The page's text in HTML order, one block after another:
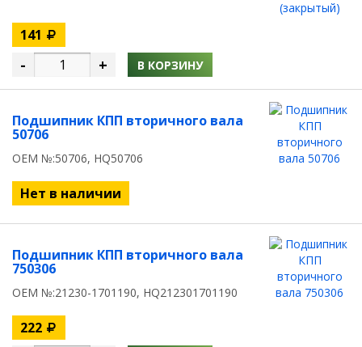
141
- + В КОРЗИНУ
Подшипник КПП вторичного вала
50706
OEM №:50706, HQ50706
Нет в наличии
Подшипник КПП вторичного вала
750306
OEM №:21230-1701190, HQ212301701190
222